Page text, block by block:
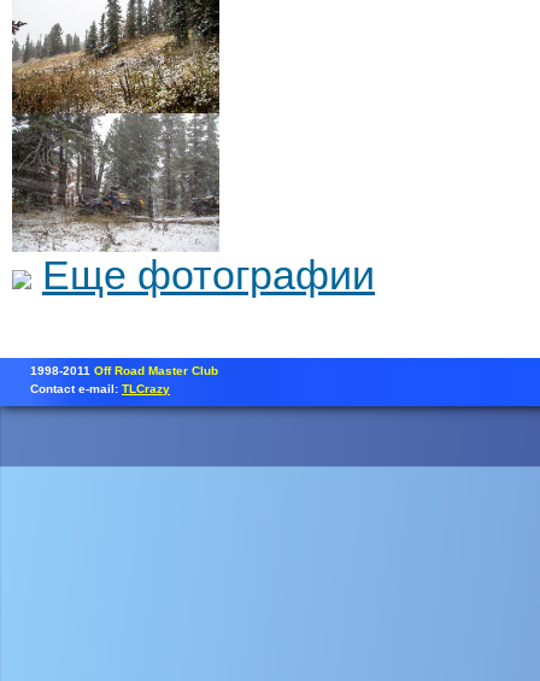
Еще фотографии
1998-2011 Off Road Master Club
Contact e-mail: TLCrazy